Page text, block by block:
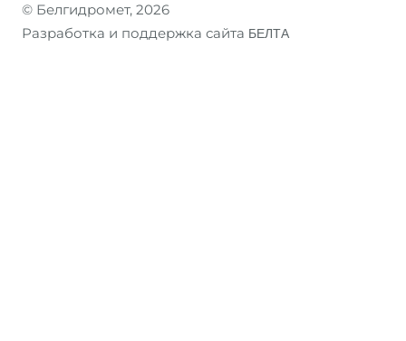
© Белгидромет, 2026
Разработка и поддержка сайта БЕЛТА